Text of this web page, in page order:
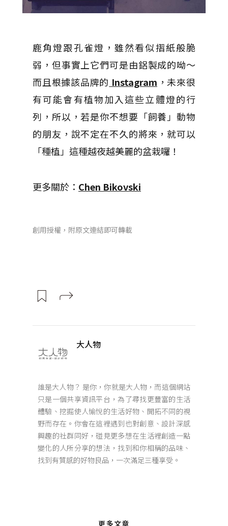
鹿角燈跟孔雀燈，雖然看似摺紙般脆
弱，但事實上它們可是由鋁製成的呦～
而且根據該品牌的 Instagram ，未來很
有可能會有植物加入這些立體燈的行
列，所以，若是你不想要「飼養」動物
的朋友，說不定在不久的將來，就可以
「種植」這種越夜越美麗的盆栽囉！
更多關於： Chen Bikovski
創用授權，附原文連結即可轉載
大人物
誰是大人物？ 是你，你就是大人物，而這個網站
只是一個共享資訊平台，為了尋找更豐富的生活
體驗、挖掘使人愉悅的生活好物、開拓不同的視
野而存在。你會在這裡遇到也對創意、設計深感
興趣的社群同好，碰見更多想在生活裡創造一點
變化的人所分享的想法，找到和你相稱的品味、
找到有質感的好物良品，一次滿足三種享受。
更多文章